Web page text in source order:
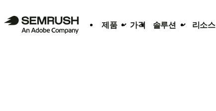
제품 가격 솔루션 리소스